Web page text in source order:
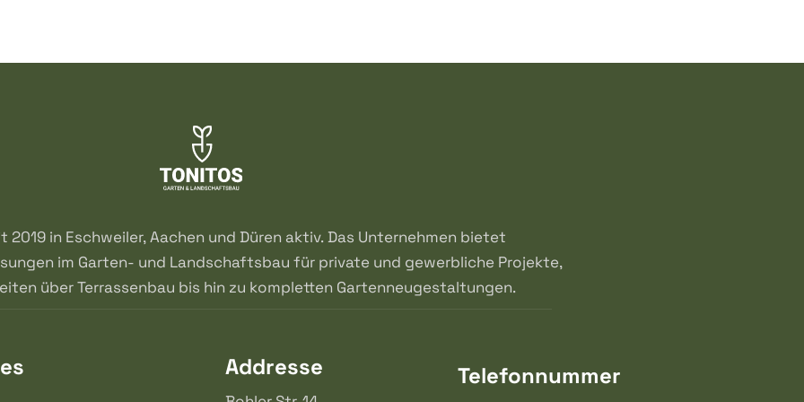
2019 in Eschweiler, Aachen und Düren aktiv. Das Unternehmen bietet
im Garten- und Landschaftsbau für private und gewerbliche Projekte,
über Terrassenbau bis hin zu kompletten Gartenneugestaltungen.
Addresse Telefonnummer